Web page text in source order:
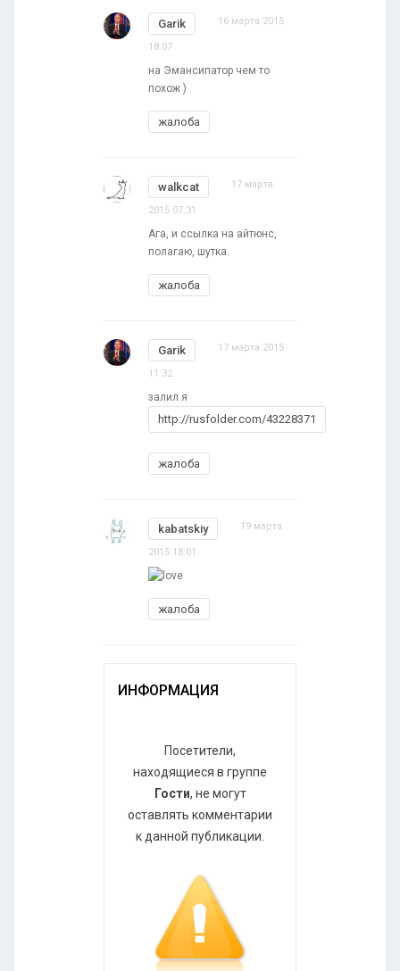
Garik 16 марта 2015
18:07
на Эмансипатор чем то
похож )
жалоба
walkcat 17 марта
2015 07:31
Ага, и ссылка на айтюнс,
полагаю, шутка.
жалоба
Garik 17 марта 2015
11:32
залил я
http://rusfolder.com/43228371
жалоба
kabatskiy 19 марта
2015 18:01
жалоба
ИНФОРМАЦИЯ
Посетители,
находящиеся в группе
Гости, не могут
оставлять комментарии
к данной публикации.